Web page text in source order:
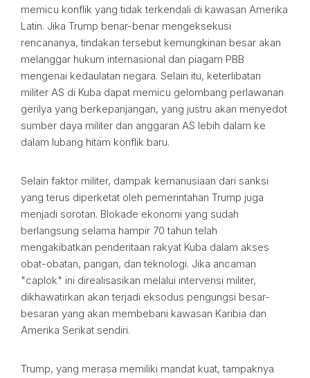
memicu konflik yang tidak terkendali di kawasan Amerika
Latin. Jika Trump benar-benar mengeksekusi
rencananya, tindakan tersebut kemungkinan besar akan
melanggar hukum internasional dan piagam PBB
mengenai kedaulatan negara. Selain itu, keterlibatan
militer AS di Kuba dapat memicu gelombang perlawanan
gerilya yang berkepanjangan, yang justru akan menyedot
sumber daya militer dan anggaran AS lebih dalam ke
dalam lubang hitam konflik baru.
Selain faktor militer, dampak kemanusiaan dari sanksi
yang terus diperketat oleh pemerintahan Trump juga
menjadi sorotan. Blokade ekonomi yang sudah
berlangsung selama hampir 70 tahun telah
mengakibatkan penderitaan rakyat Kuba dalam akses
obat-obatan, pangan, dan teknologi. Jika ancaman
"caplok" ini direalisasikan melalui intervensi militer,
dikhawatirkan akan terjadi eksodus pengungsi besar-
besaran yang akan membebani kawasan Karibia dan
Amerika Serikat sendiri.
Trump, yang merasa memiliki mandat kuat, tampaknya